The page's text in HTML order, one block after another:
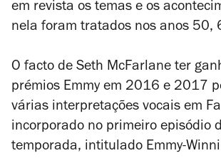
em revista os temas e os
nela foram tratados nos anos 50,
O facto de Seth McFarlane ter
prémios Emmy em 2016 e 2017
várias interpretações vocais em
incorporado no primeiro episódio
temporada, intitulado Emmy-